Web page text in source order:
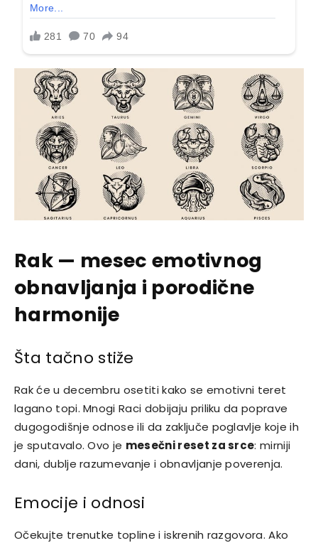
Rak — mesec emotivnog
obnavljanja i porodične
harmonije
Šta tačno stiže
Rak će u decembru osetiti kako se emotivni teret
lagano topi. Mnogi Raci dobijaju priliku da poprave
dugogodišnje odnose ili da zaključe poglavlje koje ih
je sputavalo. Ovo je mesečni reset za srce: mirniji
dani, dublje razumevanje i obnavljanje poverenja.
Emocije i odnosi
Očekujte trenutke topline i iskrenih razgovora. Ako